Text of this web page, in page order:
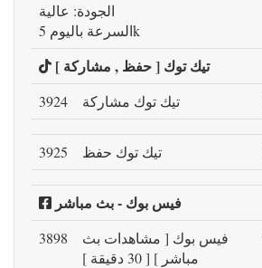
الجودة: عالية
السرعة باليوم 5k
تيك توك [ حفظ , مشاركة ]
3924 تيك توك مشاركة
3925 تيك توك حفظ
فيس بوك - بث مباشر
3898
فيس بوك [ مشاهدات بث
مباشر ] [ 30 دقيقة ]